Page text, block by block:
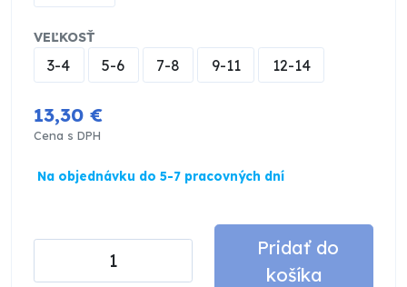
VEĽKOSŤ
3-4 5-6 7-8 9-11 12-14
13,30 €
Cena s DPH
Na objednávku do 5-7 pracovných dní
Pridať do
košíka